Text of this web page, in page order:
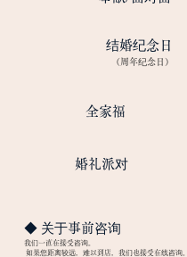
结婚纪念日
​（周年纪念日）
​全家福
​婚礼派对
​◆ 关于事前咨询
我们一直在接受咨询。
如果您距离较远，难以到店，我们也接受在线咨询。